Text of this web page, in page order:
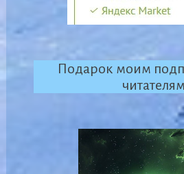
Подарок моим
читателям